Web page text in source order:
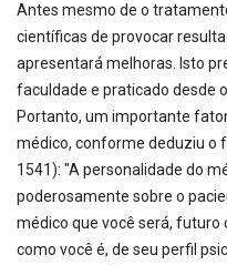
Antes mesmo de o
científicas de provocar
apresentará melhoras. Isto
faculdade e praticado desde
Portanto, um importante
médico, conforme deduziu o
1541): "A personalidade do
poderosamente sobre o
médico que você será, futuro
como você é, de seu perfil